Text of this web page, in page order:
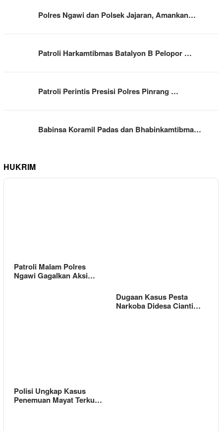
Polres Ngawi dan Polsek Jajaran, Amankan…
Patroli Harkamtibmas Batalyon B Pelopor …
Patroli Perintis Presisi Polres Pinrang …
Babinsa Koramil Padas dan Bhabinkamtibma…
HUKRIM
Patroli Malam Polres
Ngawi Gagalkan Aksi…
Dugaan Kasus Pesta
Narkoba Didesa Cianti…
Polisi Ungkap Kasus
Penemuan Mayat Terku…